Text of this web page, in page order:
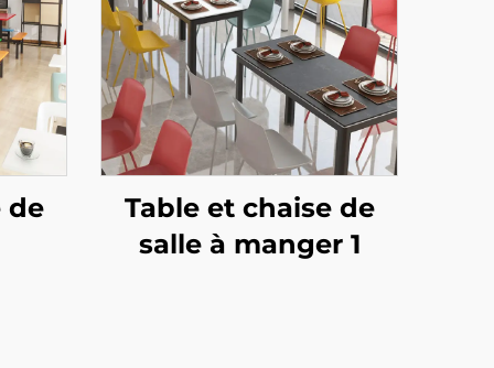
de
Table et chaise de
salle à manger 1